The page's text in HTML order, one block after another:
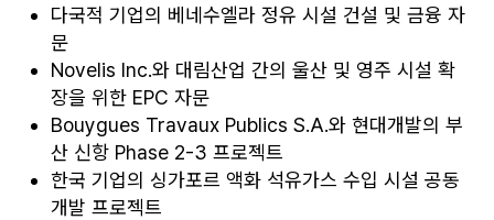
다국적 기업의 베네수엘라 정유 시설 건설 및 금융 자
문
Novelis Inc.와 대림산업 간의 울산 및 영주 시설 확
장을 위한 EPC 자문
Bouygues Travaux Publics S.A.와 현대개발의 부
산 신항 Phase 2-3 프로젝트
한국 기업의 싱가포르 액화 석유가스 수입 시설 공동
개발 프로젝트